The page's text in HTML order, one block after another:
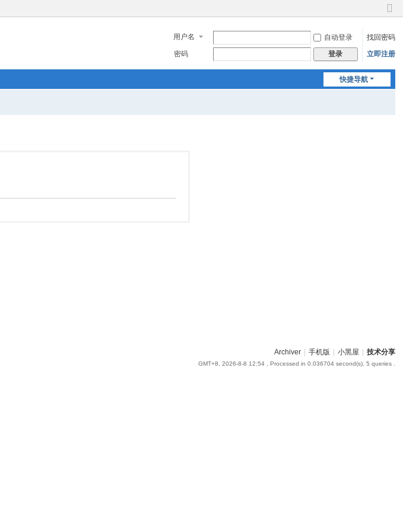
切
到
窄
用户名 自动登录
找回密码
密码
登录 立即注册
快捷导航
Archiver 手机版 小黑屋 技术分享
GMT+8, 2026-8-8 12:54, Processed in 0.036704 second(s), 5 queries .